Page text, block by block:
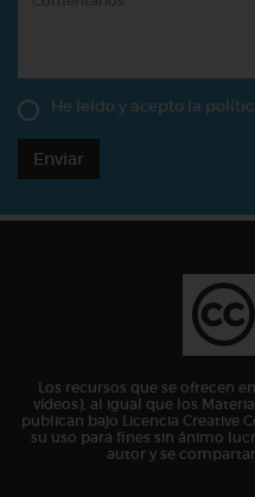
He leído y acepto la
Enviar
Los recursos que se ofrecen
vídeos), al igual que los
publican bajo Licencia Creative
su uso para fines sin ánimo
autor y se